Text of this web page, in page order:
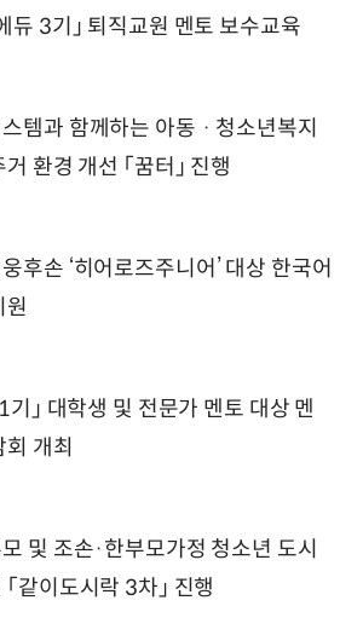
듀 3기」 퇴직교원 멘토 보수교육
템과 함께하는 아동 · 청소년복지
환경 개선 「꿈터」 진행
후손 ‘히어로즈주니어’ 대상 한국어
원
1기」 대학생 및 전문가 멘토 대상 멘
개최
및 조손·한부모가정 청소년 도시
같이도시락 3차」 진행